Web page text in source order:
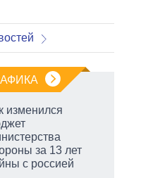
изменился
за 13 лет
с россией